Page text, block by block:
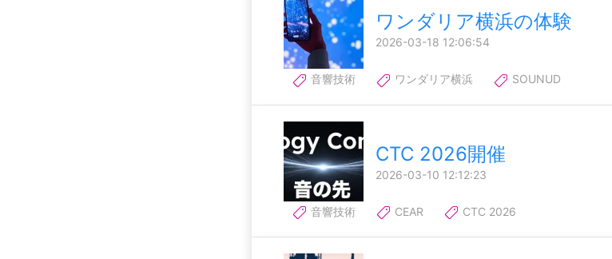
ワンダリア横浜の体験
2026-03-18 12:06:54
音響技術 ワンダリア横浜 SOUNUD
CTC 2026開催
2026-03-10 12:12:23
音響技術 CEAR CTC 2026